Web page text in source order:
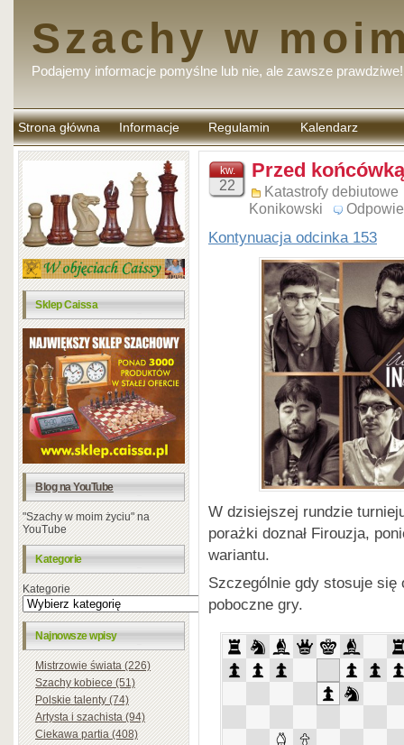
Szachy w
Podajemy informacje pomyślne lub nie, ale zawsze prawdziwe!
Strona główna Informacje Regulamin
komentarzy
Kalendarz
Sklep Caissa
Blog na YouTube
"Szachy w moim życiu" na
YouTube
Kategorie
Kategorie
Najnowsze wpisy
Mistrzowie świata (226)
Szachy kobiece (51)
Polskie talenty (74)
Artysta i szachista (94)
Ciekawa partia (408)
kw.
22
Przed
Katastrofy debiutowe
Konikowski
Kontynuacja odcinka 153
W dzisiejszej rundzie
porażki doznał Firouzja,
wariantu.
Szczególnie gdy stosuje
poboczne gry.